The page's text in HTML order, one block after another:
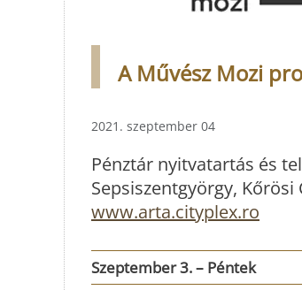
A Művész Mozi
2021. szeptember 04
Pénztár nyitvatartás és
Sepsiszentgyörgy, Kőrösi
www.arta.cityplex.ro
Szeptember 3. – Péntek